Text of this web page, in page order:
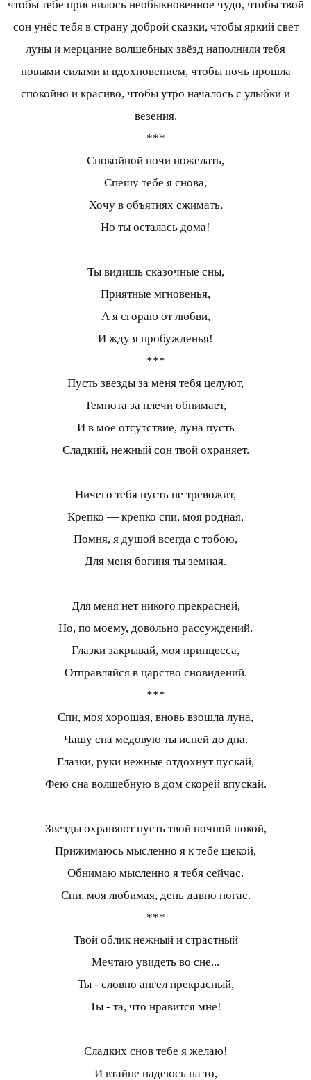
чтобы тебе приснилось необыкновенное чудо, чтобы твой
сон унёс тебя в страну доброй сказки, чтобы яркий свет
луны и мерцание волшебных звёзд наполнили тебя
новыми силами и вдохновением, чтобы ночь прошла
спокойно и красиво, чтобы утро началось с улыбки и
везения.
***
Спокойной ночи пожелать,
Спешу тебе я снова,
Хочу в объятиях сжимать,
Но ты осталась дома!
Ты видишь сказочные сны,
Приятные мгновенья,
А я сгораю от любви,
И жду я пробужденья!
***
Пусть звезды за меня тебя целуют,
Темнота за плечи обнимает,
И в мое отсутствие, луна пусть
Сладкий, нежный сон твой охраняет.
Ничего тебя пусть не тревожит,
Крепко — крепко спи, моя родная,
Помня, я душой всегда с тобою,
Для меня богиня ты земная.
Для меня нет никого прекрасней,
Но, по моему, довольно рассуждений.
Глазки закрывай, моя принцесса,
Отправляйся в царство сновидений.
***
Спи, моя хорошая, вновь взошла луна,
Чашу сна медовую ты испей до дна.
Глазки, руки нежные отдохнут пускай,
Фею сна волшебную в дом скорей впускай.
Звезды охраняют пусть твой ночной покой,
Прижимаюсь мысленно я к тебе щекой,
Обнимаю мысленно я тебя сейчас.
Спи, моя любимая, день давно погас.
***
Твой облик нежный и страстный
Мечтаю увидеть во сне...
Ты - словно ангел прекрасный,
Ты - та, что нравится мне!
Сладких снов тебе я желаю!
И втайне надеюсь на то,